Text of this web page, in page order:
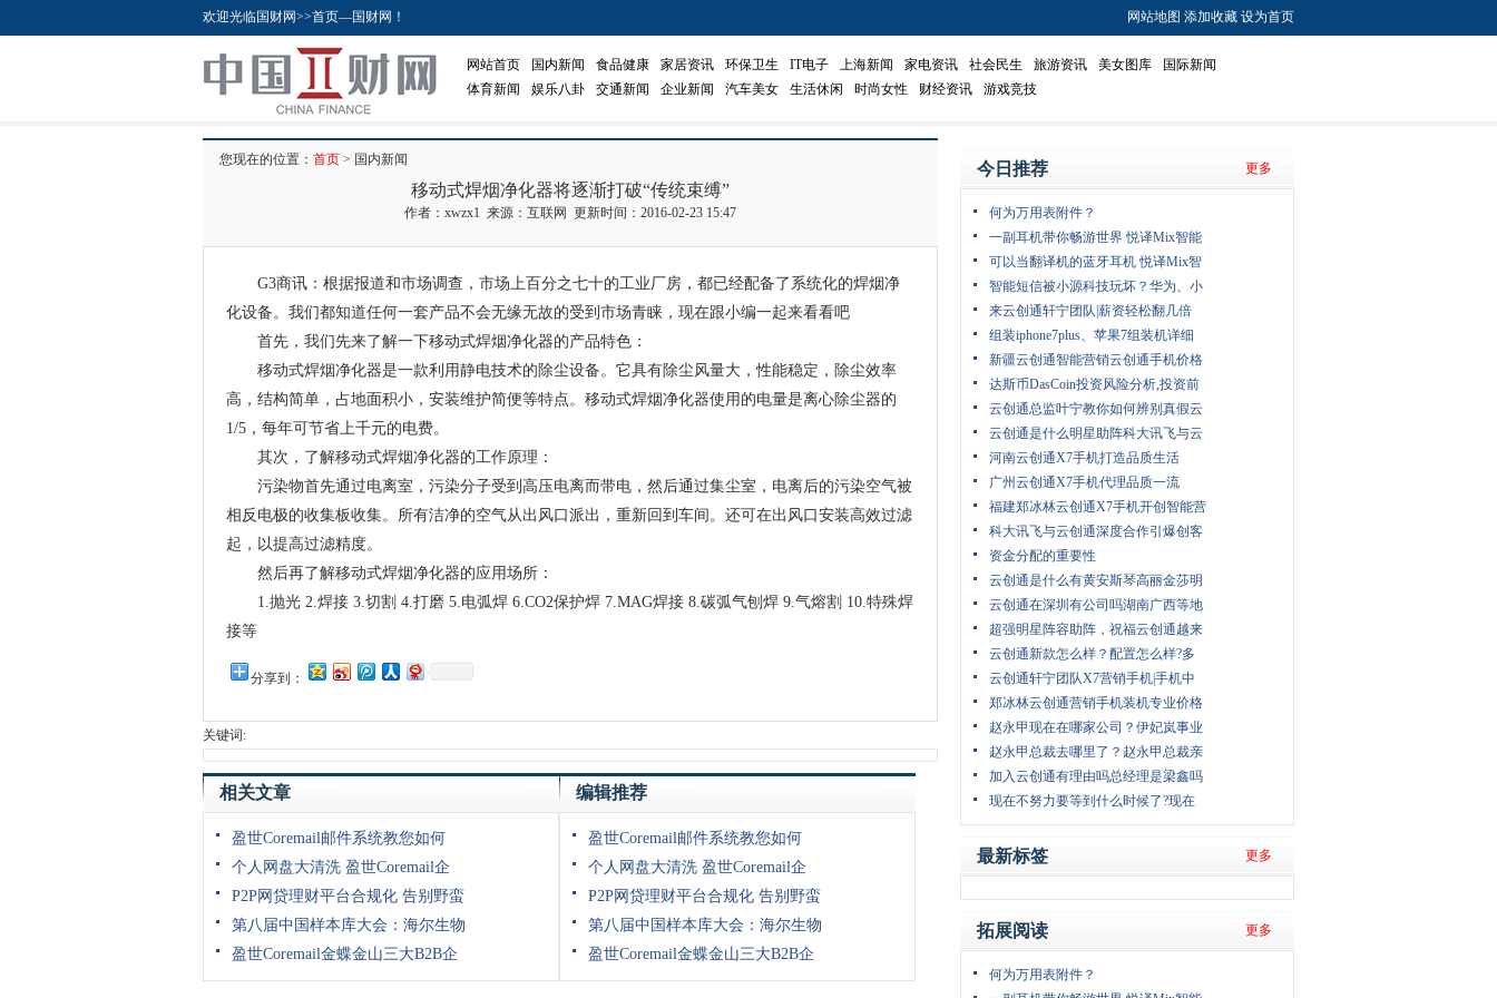
欢迎光临国财网>>首页—国财网！ 网站地图 添加收藏 设为首页
网站首页 国内新闻 食品健康 家居资讯 环保卫生 IT电子 上海新闻 家电资讯 社会民生 旅游资讯 美女图库
国际新闻
体育新闻
娱乐八卦 交通新闻 企业新闻 汽车美女 生活休闲 时尚女性 财经资讯 游戏竞技
您现在的位置： 首页 > 国内新闻
移动式焊烟净化器将逐渐打破“传统束缚”
作者：xwzx1 来源：互联网 更新时间：2016-02-23 15:47
G3商讯：根据报道和市场调查，市场上百分之七十的工业厂房，都已经配备了系统化的焊烟净
化设备。我们都知道任何一套产品不会无缘无故的受到市场青睐，现在跟小编一起来看看吧
首先，我们先来了解一下移动式焊烟净化器的产品特色：
移动式焊烟净化器是一款利用静电技术的除尘设备。它具有除尘风量大，性能稳定，除尘效率
高，结构简单，占地面积小，安装维护简便等特点。移动式焊烟净化器使用的电量是离心除尘器的
1/5，每年可节省上千元的电费。
其次，了解移动式焊烟净化器的工作原理：
污染物首先通过电离室，污染分子受到高压电离而带电，然后通过集尘室，电离后的污染空气被
相反电极的收集板收集。所有洁净的空气从出风口派出，重新回到车间。还可在出风口安装高效过滤
起，以提高过滤精度。
然后再了解移动式焊烟净化器的应用场所：
1.抛光 2.焊接 3.切割 4.打磨 5.电弧焊 6.CO2保护焊 7.MAG焊接 8.碳弧气刨焊 9.气熔割 10.特殊焊
接等
分享到：
关键词:
相关文章
盈世Coremail邮件系统教您如何
个人网盘大清洗 盈世Coremail企
P2P网贷理财平台合规化 告别野蛮
第八届中国样本库大会：海尔生物
盈世Coremail金蝶金山三大B2B企
编辑推荐
盈世Coremail邮件系统教您如何
个人网盘大清洗 盈世Coremail企
P2P网贷理财平台合规化 告别野蛮
第八届中国样本库大会：海尔生物
盈世Coremail金蝶金山三大B2B企
更多
今日推荐
何为万用表附件？
一副耳机带你畅游世界 悦译Mix智能
可以当翻译机的蓝牙耳机 悦译Mix智
智能短信被小源科技玩坏？华为、小
来云创通轩宁团队|薪资轻松翻几倍
组装iphone7plus、苹果7组装机详细
新疆云创通智能营销云创通手机价格
达斯币DasCoin投资风险分析,投资前
云创通总监叶宁教你如何辨别真假云
云创通是什么明星助阵科大讯飞与云
河南云创通X7手机打造品质生活
广州云创通X7手机代理品质一流
福建郑冰林云创通X7手机开创智能营
科大讯飞与云创通深度合作引爆创客
资金分配的重要性
云创通是什么有黄安斯琴高丽金莎明
云创通在深圳有公司吗湖南广西等地
超强明星阵容助阵，祝福云创通越来
云创通新款怎么样？配置怎么样?多
云创通轩宁团队X7营销手机|手机中
郑冰林云创通营销手机装机专业价格
赵永甲现在在哪家公司？伊妃岚事业
赵永甲总裁去哪里了？赵永甲总裁亲
加入云创通有理由吗总经理是梁鑫吗
现在不努力要等到什么时候了?现在
更多
最新标签
更多
拓展阅读
何为万用表附件？